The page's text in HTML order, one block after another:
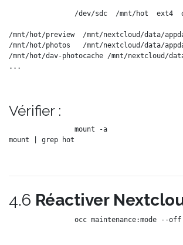
/dev/sdc  /mnt/hot  ext4
/mnt/hot/preview  /mnt/nextcloud/data/
/mnt/hot/photos   /mnt/nextcloud/data/
/mnt/hot/dav-photocache /mnt/nextcloud/
Vérifier :
mount -a
4.6 Réactiver